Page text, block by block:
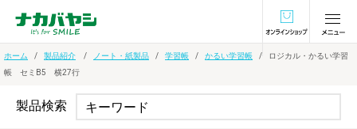
オンラインショ
ホーム 製品紹介 ノート・紙製品 学習帳 かるい学習帳
ロジカル・かるい学習
帳 セミB5 横27行
製品検索